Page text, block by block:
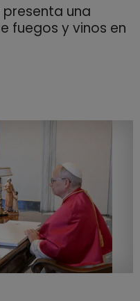
una
fuegos y vinos en